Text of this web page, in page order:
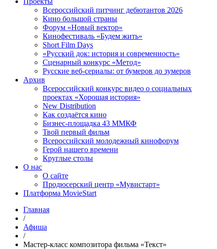
Всероссийский питчинг дебютантов 2026
Кино большой страны
Форум «Новый вектор»
Кинофестиваль «Будем жить»
Short Film Days
«Русский док: история и современность»
Сценарный конкурс «Метод»
Русские веб-сериалы: от бумеров до зумеров
Архив
Всероссийский конкурс видео о социальных
проектах «Хорошая история»
New Distribution
Как создаётся кино
Бизнес-площадка 43 ММКФ
Твой первый фильм
Всероссийский молодежный кинофорум
Герой нашего времени
Круглые столы
О нас
О сайте
Продюсерский центр «Мувистарт»
Платформа MovieStart
Главная
/
Афиша
/
Мастер-класс композитора фильма «Текст»